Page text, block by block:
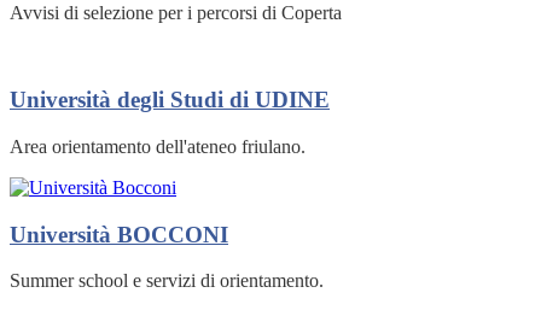
Avvisi di selezione per i percorsi di Coperta
Università degli Studi di UDINE
Area orientamento dell'ateneo friulano.
Università BOCCONI
Summer school e servizi di orientamento.